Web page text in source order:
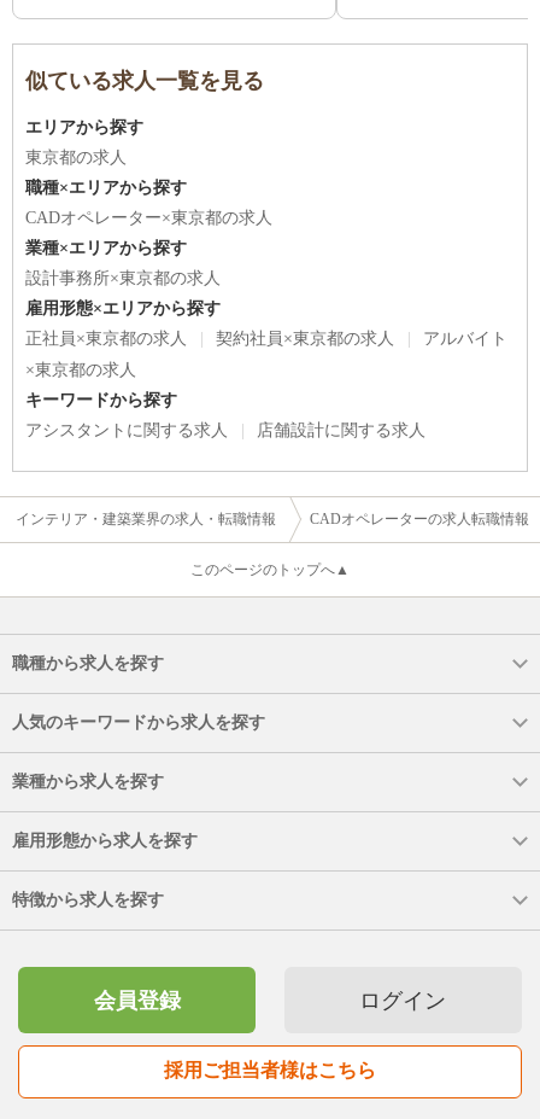
似ている求人一覧を見る
エリアから探す
東京都の求人
職種×エリアから探す
CADオペレーター×東京都の求人
業種×エリアから探す
設計事務所×東京都の求人
雇用形態×エリアから探す
正社員×東京都の求人
契約社員×東京都の求人
アルバイト
×東京都の求人
キーワードから探す
アシスタントに関する求人
店舗設計に関する求人
インテリア・建築業界の求人・転職情報 CADオペレーターの求人転職情報
このページのトップへ▲
職種から求人を探す
人気のキーワードから求人を探す
業種から求人を探す
雇用形態から求人を探す
特徴から求人を探す
会員登録 ログイン
採用ご担当者様はこちら